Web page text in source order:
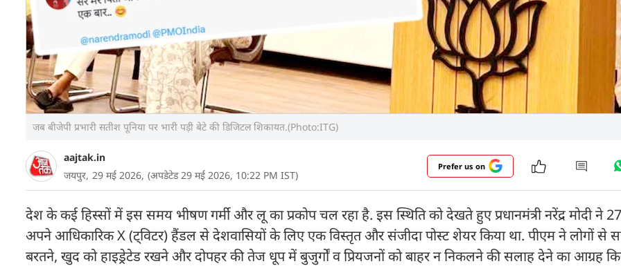
जब बीजेपी प्रभारी सतीश पूनिया पर भारी पड़ी बेटे की डिजिटल शिकायत.(Photo:ITG)
aajtak.in
जयपुर, 29 मई 2026, (अपडेटेड 29 मई 2026, 10:22 PM IST)
Prefer us on
देश के कई हिस्सों में इस समय भीषण गर्मी और लू का प्रकोप चल रहा है. इस स्थिति को देखते हुए प्रधानमंत्री नरेंद्र मोदी ने
अपने आधिकारिक X (ट्विटर) हैंडल से देशवासियों के लिए एक विस्तृत और संजीदा पोस्ट शेयर किया था. पीएम ने लोगों से
बरतने, खुद को हाइड्रेटेड रखने और दोपहर की तेज धूप में बुजुर्गों व प्रियजनों को बाहर न निकलने की सलाह देने का आग्रह